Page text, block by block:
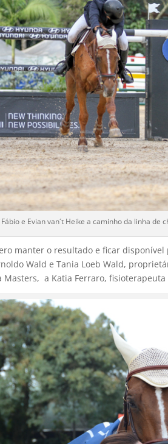
Fábio e Evian van´t Heike a caminho da linha de
manter o resultado e ficar
Wald e Tania Loeb Wald,
a Katia Ferraro,